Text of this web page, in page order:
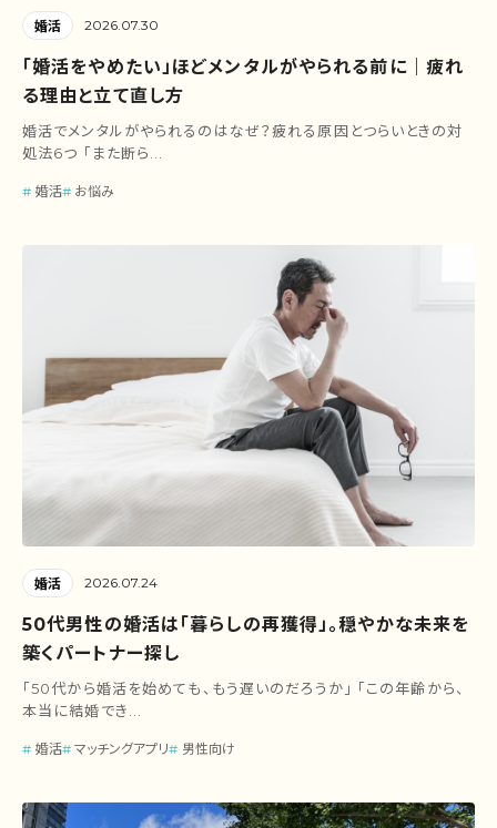
婚活 2026.07.30
「婚活をやめたい」ほどメンタルがやられる前に｜疲れ
る理由と立て直し方
婚活でメンタルがやられるのはなぜ？疲れる原因とつらいときの対
処法6つ 「また断ら...
婚活 お悩み
婚活 2026.07.24
50代男性の婚活は「暮らしの再獲得」。穏やかな未来を
築くパートナー探し
「50代から婚活を始めても、もう遅いのだろうか」 「この年齢から、
本当に結婚でき...
婚活 マッチングアプリ 男性向け